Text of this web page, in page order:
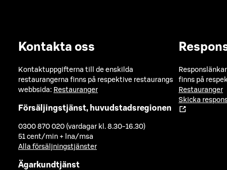
Kontakta oss
Kontaktuppgifterna till de enskilda
restaurangerna finns på respektive restaurangs
webbsida: Restauranger
Försäljingstjänst, huvudstadsregionen
0300 870 020 (vardagar kl. 8.30-16.30)
51 cent/min + lna/msa
Alla försäljningstjänster
Ägarkundtjänst
finns på
Restauranger
Skicka